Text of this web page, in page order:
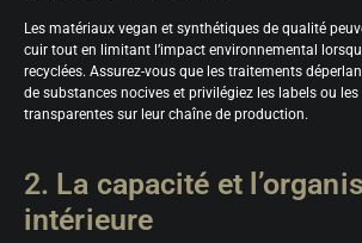
Les matériaux vegan et synthétiques de qualité
cuir tout en limitant l’impact environnemental
recyclées. Assurez-vous que les traitements
de substances nocives et privilégiez les labels ou
transparentes sur leur chaîne de production.
2. La capacité et
intérieure